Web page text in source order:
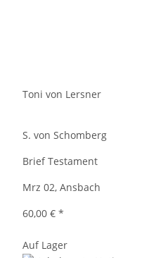
Toni von Lersner
S. von Schomberg
Brief Testament
Mrz 02, Ansbach
60,00 € *
Auf Lager